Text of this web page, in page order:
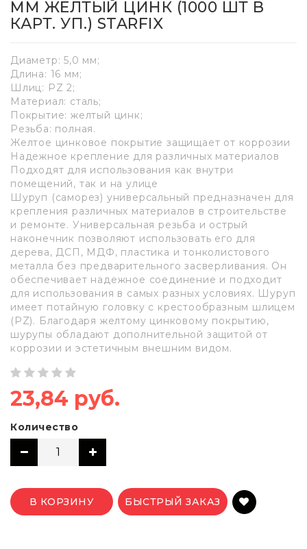
ММ ЖЕЛТЫЙ ЦИНК (1000 ШТ В
КАРТ. УП.) STARFIX
Диаметр: 5,0 мм;
Длина: 16 мм;
Шлиц: PZ 2;
Материал: сталь;
Покрытие: желтый цинк;
Резьба: полная.
Желтое цинковое покрытие защищает от коррозии
Надежное крепление для различных материалов
Подходят для использования как внутри
помещений, так и на улице
Шуруп (саморез) универсальный предназначен для
крепления различных материалов в строительстве
и ремонте. Универсальная резьба и острый
наконечник позволяют использовать его для
дерева, ДСП, МДФ, пластика и тонколистового
металла без предварительного засверливания. Он
обеспечивает надежное соединение и подходит
для использования в самых разных условиях. Шуруп
имеет потайную головку с крестообразным шлицем
(PZ). Благодаря желтому цинковому покрытию,
шурупы обладают дополнительной защитой от
коррозии и эстетичным внешним видом.
23,84 руб.
Количество
В КОРЗИНУ БЫСТРЫЙ ЗАКАЗ